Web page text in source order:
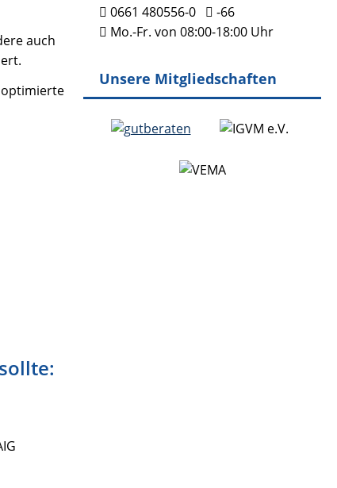
0661 480556-0
-66
Mo.-Fr. von 08:00-18:00 Uhr
Unsere Mitgliedschaften
auch
optimierte